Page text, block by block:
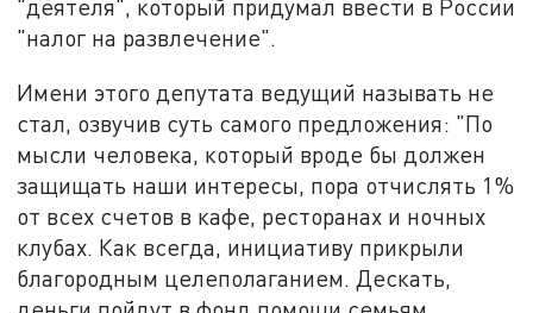
"деятеля", который придумал ввести в России
"налог на развлечение".
Имени этого депутата ведущий называть не
стал, озвучив суть самого предложения: "По
мысли человека, который вроде бы должен
защищать наши интересы, пора отчислять 1%
от всех счетов в кафе, ресторанах и ночных
клубах. Как всегда, инициативу прикрыли
благородным целеполаганием. Дескать,